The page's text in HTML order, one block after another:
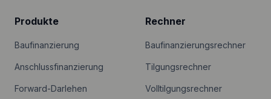
Produkte
Baufinanzierung
Anschlussfinanzierung
Forward-Darlehen
Rechner
Baufinanzierungsrechner
Tilgungsrechner
Volltilgungsrechner